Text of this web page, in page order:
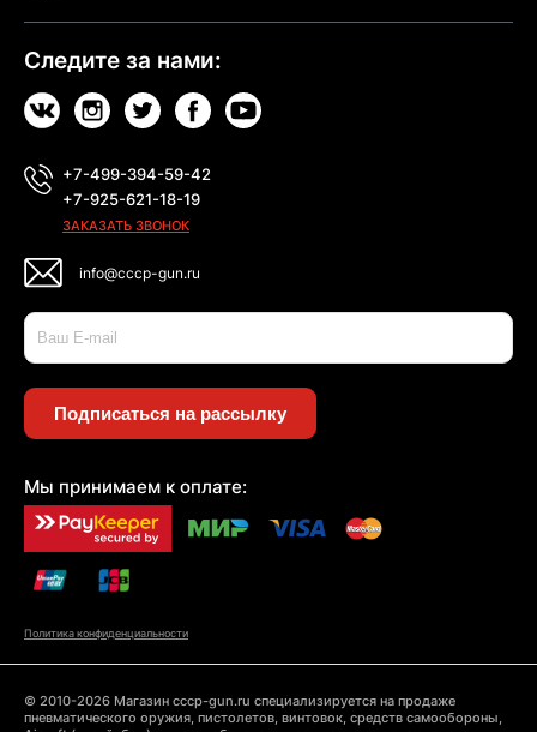
Следите за нами:
+7-499-394-59-42
+7-925-621-18-19
ЗАКАЗАТЬ ЗВОНОК
info@cccp-gun.ru
Подписаться на рассылку
Мы принимаем к оплате:
Политика конфиденциальности
© 2010-2026 Магазин cccp-gun.ru специализируется на продаже
пневматического оружия, пистолетов, винтовок, средств самообороны,